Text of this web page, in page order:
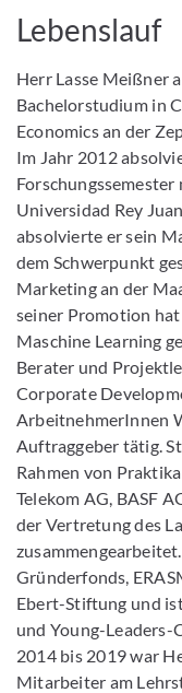
Lebenslauf
Herr Lasse Meißner
Bachelorstudium in
Economics an der
Im Jahr 2012
Universidad Rey
absolvierte er sein
dem Schwerpunkt
Marketing an der
seiner Promotion
Maschine Learning
Berater und
Corporate
ArbeitnehmerInnen
Auftraggeber tätig.
Rahmen von
Telekom AG, BASF
der Vertretung des
Gründerfonds,
Ebert-Stiftung und
und Young-
2014 bis 2019 war
Mitarbeiter am